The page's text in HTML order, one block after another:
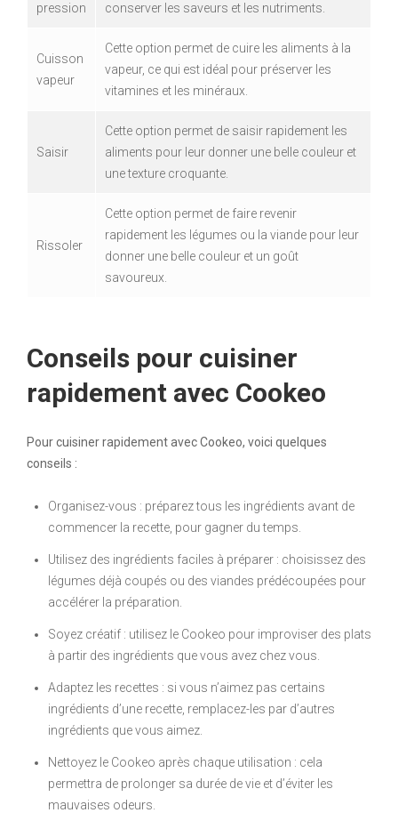
pression
conserver les saveurs et les nutriments.
Cuisson
vapeur
Cette option permet de cuire les aliments à la
vapeur, ce qui est idéal pour préserver les
vitamines et les minéraux.
Saisir
Cette option permet de saisir rapidement les
aliments pour leur donner une belle couleur et
une texture croquante.
Rissoler
Cette option permet de faire revenir
rapidement les légumes ou la viande pour leur
donner une belle couleur et un goût
savoureux.
Conseils pour cuisiner
rapidement avec Cookeo
Pour cuisiner rapidement avec Cookeo, voici quelques
conseils :
Organisez-vous : préparez tous les ingrédients avant de
commencer la recette, pour gagner du temps.
Utilisez des ingrédients faciles à préparer : choisissez des
légumes déjà coupés ou des viandes prédécoupées pour
accélérer la préparation.
Soyez créatif : utilisez le Cookeo pour improviser des plats
à partir des ingrédients que vous avez chez vous.
Adaptez les recettes : si vous n’aimez pas certains
ingrédients d’une recette, remplacez-les par d’autres
ingrédients que vous aimez.
Nettoyez le Cookeo après chaque utilisation : cela
permettra de prolonger sa durée de vie et d’éviter les
mauvaises odeurs.